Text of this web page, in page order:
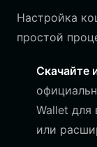
Настройка
простой
Скачайте
Wallet для
или